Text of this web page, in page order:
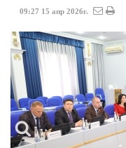
09:27 15 апр 2026г.